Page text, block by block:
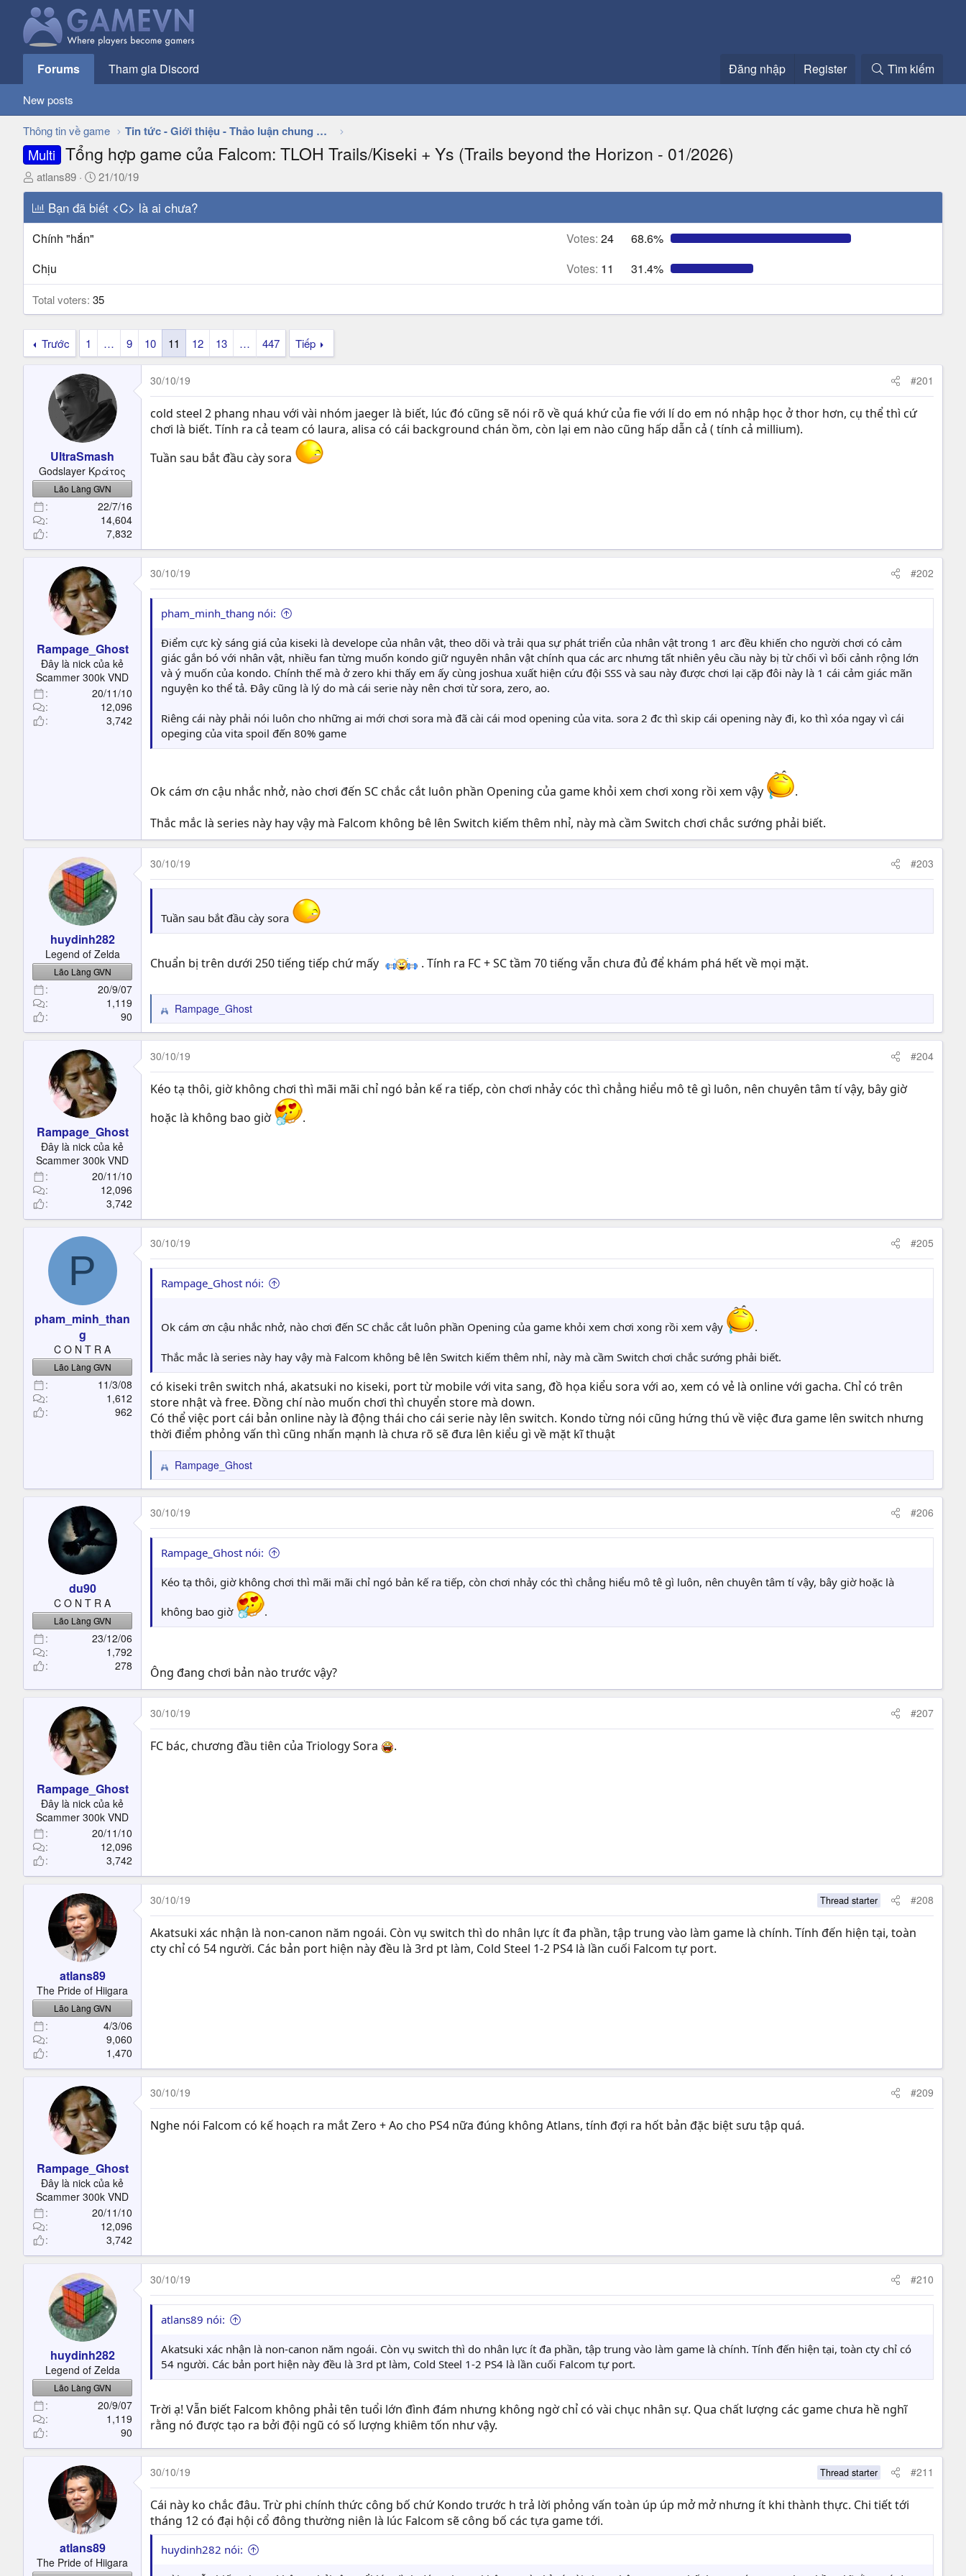
Forums Tham gia Discord Đăng nhập Register Tìm kiếm
New posts
Thông tin về game Tin tức - Giới thiệu - Thảo luận chung về game
Multi Tổng hợp game của Falcom: TLOH Trails/Kiseki + Ys (Trails beyond the Horizon - 01/2026)
T
h
r
e
a
s
t
a
r
t
r
atlans89
N
g
à
y
21/10/19
Bạn đã biết <C> là ai chưa?
Chính "hắn" Votes: 24
68.6%
Chịu
Votes: 11 31.4%
Total voters 35
Trước 1 … 9 10 11 12 13 … 447 Tiếp
UltraSmash
Godslayer Κράτος
Lão Làng GVN
22/7/16
14,604
7,832
30/10/19 #201
cold steel 2 phang nhau với vài nhóm jaeger là biết, lúc đó cũng sẽ nói rõ về quá khứ của fie với lí do em nó nhập học ở thor hơn, cụ thể thì cứ
chơi là biết. Tính ra cả team có laura, alisa có cái background chán ồm, còn lại em nào cũng hấp dẫn cả ( tính cả millium).
Tuần sau bắt đầu cày sora
Rampage_Ghost
Đây là nick của kẻ
Scammer 300k VND
20/11/10
12,096
3,742
30/10/19 #202
pham_minh_thang nói:
Điểm cực kỳ sáng giá của kiseki là develope của nhân vật, theo dõi và trải qua sự phát triển của nhân vật trong 1 arc đều khiến cho người chơi có cảm
giác gắn bó với nhân vật, nhiều fan từng muốn kondo giữ nguyên nhân vật chính qua các arc nhưng tất nhiên yêu cầu này bị từ chối vì bối cảnh rộng lớn
và ý muốn của kondo. Chính thế mà ở zero khi thấy em ấy cùng joshua xuất hiện cứu đội SSS và sau này được chơi lại cặp đôi này là 1 cái cảm giác mãn
nguyện ko thể tả. Đây cũng là lý do mà cái serie này nên chơi từ sora, zero, ao.
Riêng cái này phải nói luôn cho những ai mới chơi sora mà đã cài cái mod opening của vita. sora 2 đc thì skip cái opening này đi, ko thì xóa ngay vì cái
opeging của vita spoil đến 80% game
Ok cám ơn cậu nhắc nhở, nào chơi đến SC chắc cắt luôn phần Opening của game khỏi xem chơi xong rồi xem vậy
.
Thắc mắc là series này hay vậy mà Falcom không bê lên Switch kiếm thêm nhỉ, này mà cầm Switch chơi chắc sướng phải biết.
huydinh282
Legend of Zelda
Lão Làng GVN
20/9/07
1,119
90
30/10/19 #203
Tuần sau bắt đầu cày sora
Chuẩn bị trên dưới 250 tiếng tiếp chứ mấy . Tính ra FC + SC tầm 70 tiếng vẫn chưa đủ để khám phá hết về mọi mặt.
R
e
a
c
t
i
o
s
Rampage_Ghost
Rampage_Ghost
Đây là nick của kẻ
Scammer 300k VND
20/11/10
12,096
3,742
30/10/19 #204
Kéo tạ thôi, giờ không chơi thì mãi mãi chỉ ngó bản kế ra tiếp, còn chơi nhảy cóc thì chẳng hiểu mô tê gì luôn, nên chuyên tâm tí vậy, bây giờ
hoặc là không bao giờ
.
P
pham_minh_than
g
C O N T R A
Lão Làng GVN
11/3/08
1,612
962
30/10/19 #205
Rampage_Ghost nói:
Ok cám ơn cậu nhắc nhở, nào chơi đến SC chắc cắt luôn phần Opening của game khỏi xem chơi xong rồi xem vậy .
Thắc mắc là series này hay vậy mà Falcom không bê lên Switch kiếm thêm nhỉ, này mà cầm Switch chơi chắc sướng phải biết.
có kiseki trên switch nhá, akatsuki no kiseki, port từ mobile với vita sang, đồ họa kiểu sora với ao, xem có vẻ là online với gacha. Chỉ có trên
store nhật và free. Đồng chí nào muốn chơi thì chuyển store mà down.
Có thể việc port cái bản online này là động thái cho cái serie này lên switch. Kondo từng nói cũng hứng thú về việc đưa game lên switch nhưng
thời điểm phỏng vấn thì cũng nhấn mạnh là chưa rõ sẽ đưa lên kiểu gì về mặt kĩ thuật
R
e
a
c
t
i
o
s
Rampage_Ghost
du90
C O N T R A
Lão Làng GVN
23/12/06
1,792
278
30/10/19 #206
Rampage_Ghost nói:
Kéo tạ thôi, giờ không chơi thì mãi mãi chỉ ngó bản kế ra tiếp, còn chơi nhảy cóc thì chẳng hiểu mô tê gì luôn, nên chuyên tâm tí vậy, bây giờ hoặc là
không bao giờ .
Ông đang chơi bản nào trước vậy?
Rampage_Ghost
Đây là nick của kẻ
Scammer 300k VND
20/11/10
12,096
3,742
30/10/19 #207
FC bác, chương đầu tiên của Triology Sora .
atlans89
The Pride of Hiigara
Lão Làng GVN
4/3/06
9,060
1,470
30/10/19 Thread starter #208
Akatsuki xác nhận là non-canon năm ngoái. Còn vụ switch thì do nhân lực ít đa phần, tập trung vào làm game là chính. Tính đến hiện tại, toàn
cty chỉ có 54 người. Các bản port hiện này đều là 3rd pt làm, Cold Steel 1-2 PS4 là lần cuối Falcom tự port.
Rampage_Ghost
Đây là nick của kẻ
Scammer 300k VND
20/11/10
12,096
3,742
30/10/19 #209
Nghe nói Falcom có kế hoạch ra mắt Zero + Ao cho PS4 nữa đúng không Atlans, tính đợi ra hốt bản đặc biệt sưu tập quá.
huydinh282
Legend of Zelda
Lão Làng GVN
20/9/07
1,119
90
30/10/19 #210
atlans89 nói:
Akatsuki xác nhận là non-canon năm ngoái. Còn vụ switch thì do nhân lực ít đa phần, tập trung vào làm game là chính. Tính đến hiện tại, toàn cty chỉ có
54 người. Các bản port hiện này đều là 3rd pt làm, Cold Steel 1-2 PS4 là lần cuối Falcom tự port.
Trời ạ! Vẫn biết Falcom không phải tên tuổi lớn đình đám nhưng không ngờ chỉ có vài chục nhân sự. Qua chất lượng các game chưa hề nghĩ
rằng nó được tạo ra bởi đội ngũ có số lượng khiêm tốn như vậy.
atlans89
The Pride of Hiigara
30/10/19 Thread starter #211
Cái này ko chắc đâu. Trừ phi chính thức công bố chứ Kondo trước h trả lời phỏng vấn toàn úp úp mở mở nhưng ít khi thành thực. Chi tiết tới
tháng 12 có đại hội cổ đông thường niên là lúc Falcom sẽ công bố các tựa game tới.
huydinh282 nói: